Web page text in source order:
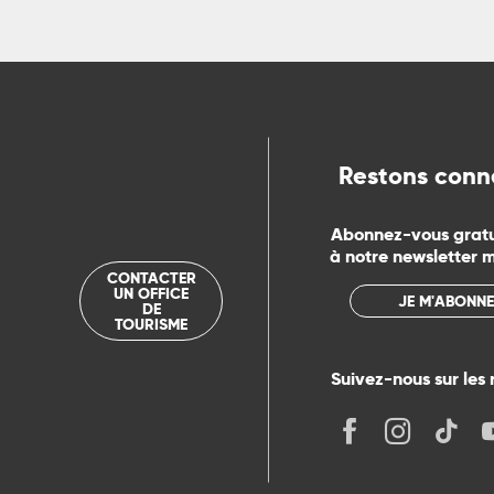
CONTACTER
UN OFFICE
DE
TOURISME
Restons
Abonnez-vous
à notre newsletter
JE M'ABONNE
Suivez-nous sur les